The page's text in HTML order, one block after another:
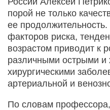
порой не только
ее
факторов риска,
возрастом приводит к
различными острыми и
хирургическими
артериальной и
По словам